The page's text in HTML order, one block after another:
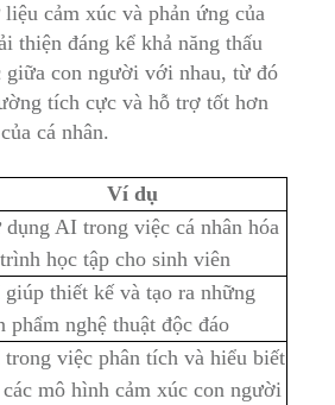
cảm xúc và phản ứng của
thiện đáng kể khả năng thấu
giữa con người với nhau, từ đó
tích cực và hỗ trợ tốt hơn
cá nhân.
Ví dụ
dụng AI trong việc cá nhân hóa
học tập cho sinh viên
thiết kế và tạo ra những
phẩm nghệ thuật độc đáo
việc phân tích và hiểu biết
mô hình cảm xúc con người